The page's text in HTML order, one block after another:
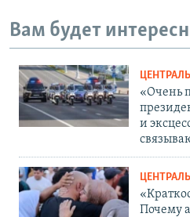
Вам будет
«Очень
и
Почему